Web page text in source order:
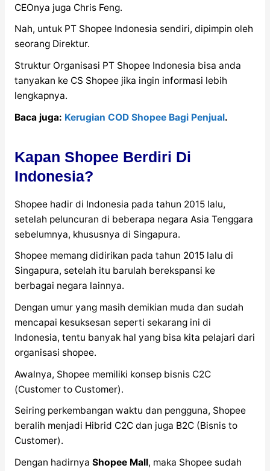
CEOnya juga Chris Feng.
Nah, untuk PT Shopee Indonesia sendiri, dipimpin oleh
seorang Direktur.
Struktur Organisasi PT Shopee Indonesia bisa anda
tanyakan ke CS Shopee jika ingin informasi lebih
lengkapnya.
Baca juga: Kerugian COD Shopee Bagi Penjual.
Kapan Shopee Berdiri Di
Indonesia?
Shopee hadir di Indonesia pada tahun 2015 lalu,
setelah peluncuran di beberapa negara Asia Tenggara
sebelumnya, khususnya di Singapura.
Shopee memang didirikan pada tahun 2015 lalu di
Singapura, setelah itu barulah berekspansi ke
berbagai negara lainnya.
Dengan umur yang masih demikian muda dan sudah
mencapai kesuksesan seperti sekarang ini di
Indonesia, tentu banyak hal yang bisa kita pelajari dari
organisasi shopee.
Awalnya, Shopee memiliki konsep bisnis C2C
(Customer to Customer).
Seiring perkembangan waktu dan pengguna, Shopee
beralih menjadi Hibrid C2C dan juga B2C (Bisnis to
Customer).
Dengan hadirnya Shopee Mall, maka Shopee sudah